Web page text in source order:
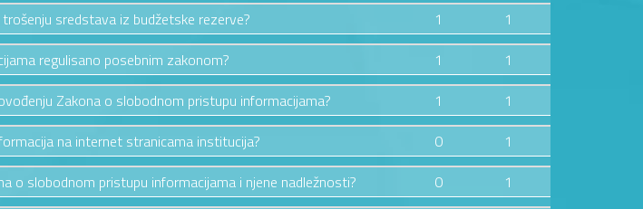
sredstava iz budžetske rezerve? 1
1
regulisano posebnim zakonom? 1
1
Zakona o slobodnom pristupu informacijama? 1
1
na internet stranicama institucija? 0
1
o slobodnom pristupu informacijama i njene nadležnosti? 0 1